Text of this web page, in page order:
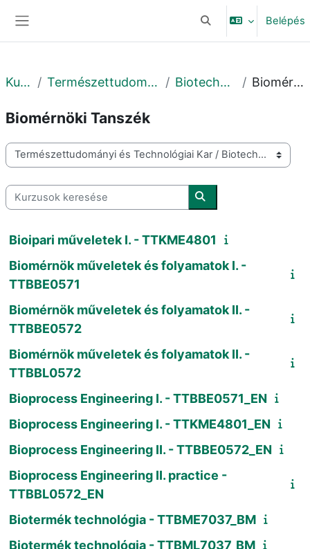
Keresési bemeneti
Belépés
Kurzusok Természettudományi és Technológiai Kar Biotechnológiai Intézet Biomérnöki Tanszék
Biomérnöki Tanszék
Kurzuskategóriák
Kurzusok keresése
Kurzusok keresése
Bioipari műveletek I. - TTKME4801
Biomérnök műveletek és folyamatok I. -
TTBBE0571
Biomérnök műveletek és folyamatok II. -
TTBBE0572
Biomérnök műveletek és folyamatok II. -
TTBBL0572
Bioprocess Engineering I. - TTBBE0571_EN
Bioprocess Engineering I. - TTKME4801_EN
Bioprocess Engineering II. - TTBBE0572_EN
Bioprocess Engineering II. practice -
TTBBL0572_EN
Biotermék technológia - TTBME7037_BM
Biotermék technológia - TTBML7037_BM